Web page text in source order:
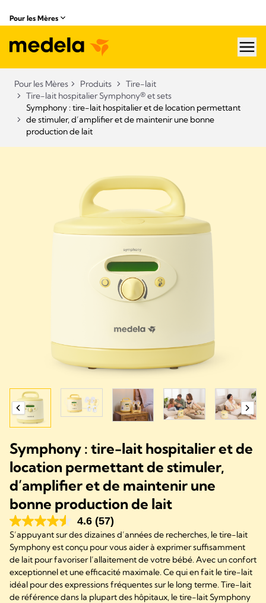
Pour les Mères
Pour les Mères Produits
Tire-lait
Tire-lait hospitalier Symphony® et sets​
Symphony : tire-lait hospitalier et de location permettant
de stimuler, d’amplifier et de maintenir une bonne
production de lait
Symphony : tire-lait hospitalier et de
location permettant de stimuler,
d’amplifier et de maintenir une
bonne production de lait
4.6 (57)
S’appuyant sur des dizaines d’années de recherches, le tire-lait
Symphony est conçu pour vous aider à exprimer suffisamment
de lait pour favoriser l’allaitement de votre bébé. Avec un confort
exceptionnel et une efficacité maximale. Ce qui en fait le tire-lait
idéal pour des expressions fréquentes sur le long terme. Tire-lait
de référence dans la plupart des hôpitaux, le tire-lait Symphony